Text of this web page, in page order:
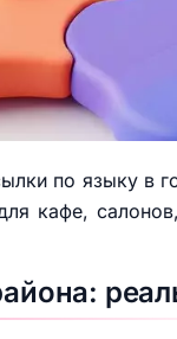
по языку в
кафе,